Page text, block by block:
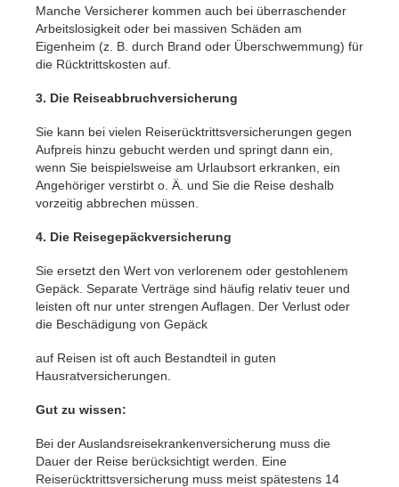
Manche Versicherer kommen auch bei überraschender
Arbeitslosigkeit oder bei massiven Schäden am
Eigenheim (z. B. durch Brand oder Überschwemmung) für
die Rücktrittskosten auf.
3. Die Reiseabbruchversicherung
Sie kann bei vielen Reiserücktrittsversicherungen gegen
Aufpreis hinzu gebucht werden und springt dann ein,
wenn Sie beispielsweise am Urlaubsort erkranken, ein
Angehöriger verstirbt o. Ä. und Sie die Reise deshalb
vorzeitig abbrechen müssen.
4. Die Reisegepäckversicherung
Sie ersetzt den Wert von verlorenem oder gestohlenem
Gepäck. Separate Verträge sind häufig relativ teuer und
leisten oft nur unter strengen Auflagen. Der Verlust oder
die Beschädigung von Gepäck
auf Reisen ist oft auch Bestandteil in guten
Hausratversicherungen.
Gut zu wissen:
Bei der Auslandsreisekrankenversicherung muss die
Dauer der Reise berücksichtigt werden. Eine
Reiserücktrittsversicherung muss meist spätestens 14